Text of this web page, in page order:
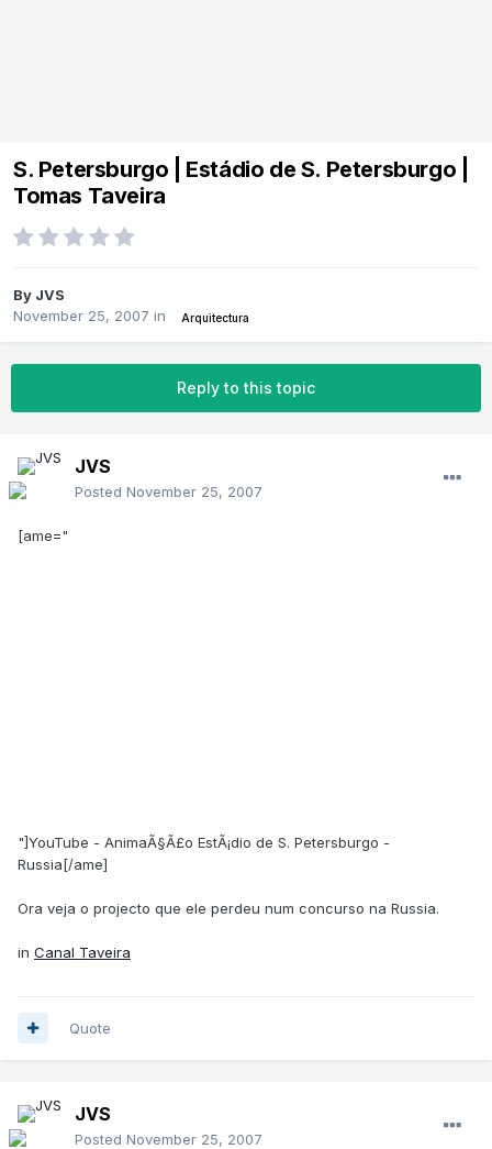
S. Petersburgo | Estádio de S. Petersburgo |
Tomas Taveira
By JVS
November 25, 2007 in Arquitectura
Reply to this topic
JVS
Posted November 25, 2007
[ame="
"]YouTube - AnimaÃ§Ã£o EstÃ¡dio de S. Petersburgo -
Russia[/ame]
Ora veja o projecto que ele perdeu num concurso na Russia.
in Canal Taveira
Quote
JVS
Posted November 25, 2007